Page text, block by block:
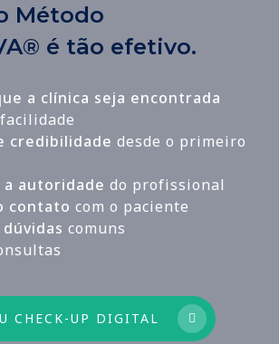
Método
é tão efetivo.
a clínica seja encontrada
credibilidade desde o primeiro
a autoridade do profissional
contato com o paciente
comuns
CHECK-UP DIGITAL